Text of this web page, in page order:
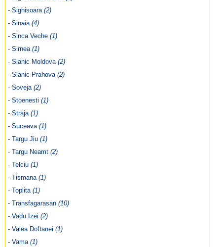
- Sighisoara (2)
- Sinaia (4)
- Sinca Veche (1)
- Sirnea (1)
- Slanic Moldova (2)
- Slanic Prahova (2)
- Soveja (2)
- Stoenesti (1)
- Straja (1)
- Suceava (1)
- Targu Jiu (1)
- Targu Neamt (2)
- Telciu (1)
- Tismana (1)
- Toplita (1)
- Transfagarasan (10)
- Vadu Izei (2)
- Valea Doftanei (1)
- Vama (1)